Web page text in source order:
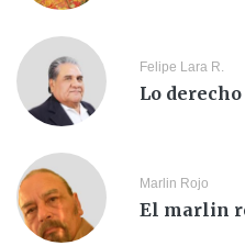
Felipe Lara R.
Lo
Marlin Rojo
El marlin